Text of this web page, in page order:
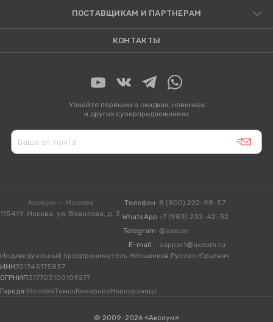
ПОСТАВЩИКАМ И ПАРТНЕРАМ
КОНТАКТЫ
Узнайте первыми о скидках, новинках
и других суперпредложениях
Аксеум — Москва
115419, Москва, ул. Вавилова, д. 3
Телефон 8 (800) 222-98-57
WhatsApp +7 (983) 232-42-32
Telegram @axeum
E-mail
support@axeum.ru
Индивидуальный предприниматель Меньшиков Руслан Юрьевич
ИНН701745175857
ОГРНИП317703100109277
Города: МоскваТомскКемеровоНовокузнецк
© 2009-2026 «Аксеум»